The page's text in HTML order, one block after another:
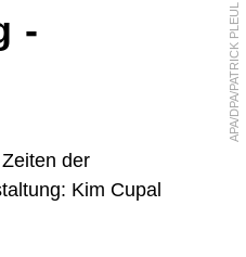
APA/DPA/PATRICK PLEUL
-
der
Kim Cupal